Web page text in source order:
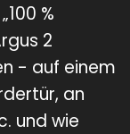
%
2
- auf einem
an
und wie